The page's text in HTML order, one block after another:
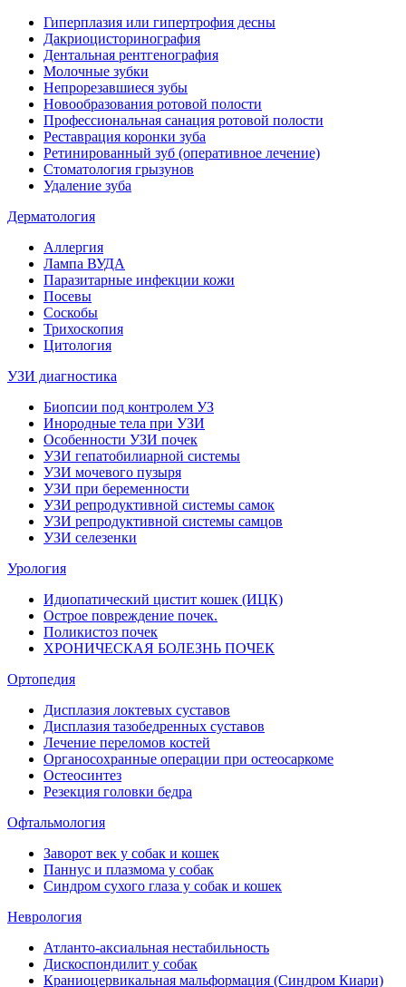
Гиперплазия или гипертрофия десны
Дакриоцисторинография
Дентальная рентгенография
Молочные зубки
Непрорезавшиеся зубы
Новообразования ротовой полости
Профессиональная санация ротовой полости
Реставрация коронки зуба
Ретинированный зуб (оперативное лечение)
Стоматология грызунов
Удаление зуба
Дерматология
Аллергия
Лампа ВУДА
Паразитарные инфекции кожи
Посевы
Соскобы
Трихоскопия
Цитология
УЗИ диагностика
Биопсии под контролем УЗ
Инородные тела при УЗИ
Особенности УЗИ почек
УЗИ гепатобилиарной системы
УЗИ мочевого пузыря
УЗИ при беременности
УЗИ репродуктивной системы самок
УЗИ репродуктивной системы самцов
УЗИ селезенки
Урология
Идиопатический цистит кошек (ИЦК)
Острое повреждение почек.
Поликистоз почек
ХРОНИЧЕСКАЯ БОЛЕЗНЬ ПОЧЕК
Ортопедия
Дисплазия локтевых суставов
Дисплазия тазобедренных суставов
Лечение переломов костей
Органосохранные операции при остеосаркоме
Остеосинтез
Резекция головки бедра
Офтальмология
Заворот век у собак и кошек
Паннус и плазмома у собак
Синдром сухого глаза у собак и кошек
Неврология
Атланто-аксиальная нестабильность
Дискоспондилит у собак
Краниоцервикальная мальформация (Синдром Киари)